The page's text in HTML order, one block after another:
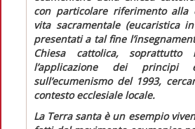
con particolare riferimento alla
vita sacramentale (eucaristica
presentati a tal fine
Chiesa cattolica,
l’applicazione dei
sull’ecumenismo del 1993,
contesto ecclesiale locale.
La Terra santa è un esempio